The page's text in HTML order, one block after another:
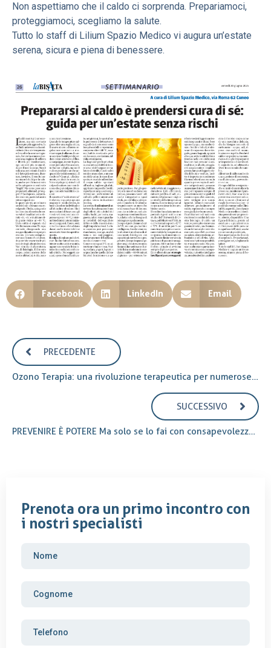
Non aspettiamo che il caldo ci sorprenda. Prepariamoci,
proteggiamoci, scegliamo la salute.
Tutto lo staff di Lilium Spazio Medico vi augura un’estate
serena, sicura e piena di benessere.
Facebook LinkedIn Email
PRECEDENTE
Ozono Terapia: una rivoluzione terapeutica per numerose patologie
SUCCESSIVO
PREVENIRE È POTERE Ma solo se lo fai con consapevolezza. Con ascolto. Con amore per te.
Prenota ora un primo incontro con
i nostri specialisti